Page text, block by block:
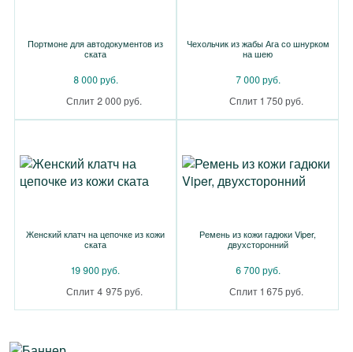
Портмоне для автодокументов из
ската
8 000 руб.
Сплит 2 000 руб.
Чехольчик из жабы Ага со шнурком
на шею
7 000 руб.
Сплит 1 750 руб.
Женский клатч на цепочке из кожи
ската
19 900 руб.
Сплит 4 975 руб.
Ремень из кожи гадюки Viper,
двухсторонний
6 700 руб.
Сплит 1 675 руб.